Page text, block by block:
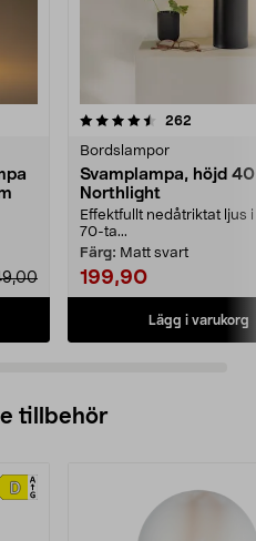
262
Bordslampor
Svamplampa, höjd
Northlight
Effektfullt nedåtriktat ljus
70-ta...
Färg: Matt svart
199,90
Lägg i varukorg
4.5 av 5 stjärnor
tillbehör